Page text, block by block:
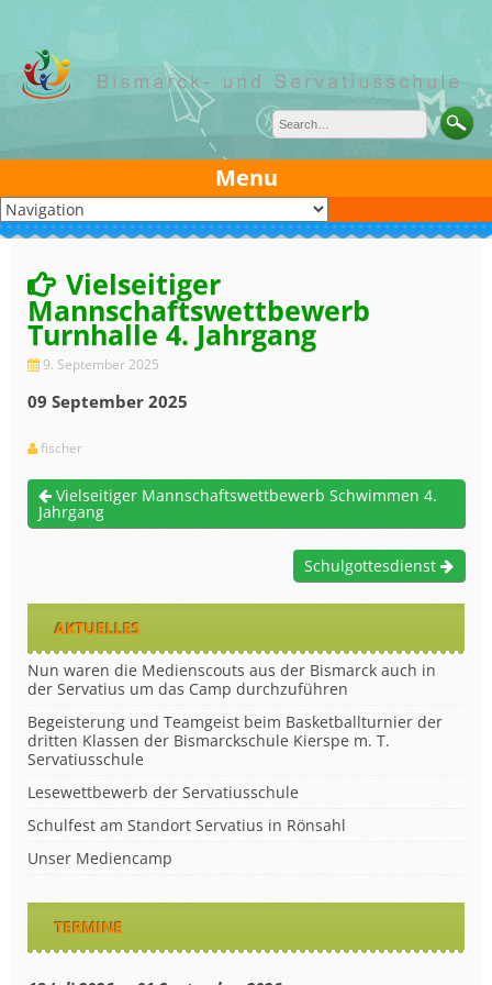
content
Menu
Vielseitiger
Mannschaftswettbewerb
Turnhalle 4. Jahrgang
9. September 2025
09 September 2025
fischer
Vielseitiger Mannschaftswettbewerb Schwimmen 4.
Jahrgang
Schulgottesdienst
AKTUELLES
Nun waren die Medienscouts aus der Bismarck auch in
der Servatius um das Camp durchzuführen
Begeisterung und Teamgeist beim Basketballturnier der
dritten Klassen der Bismarckschule Kierspe m. T.
Servatiusschule
Lesewettbewerb der Servatiusschule
Schulfest am Standort Servatius in Rönsahl
Unser Mediencamp
TERMINE